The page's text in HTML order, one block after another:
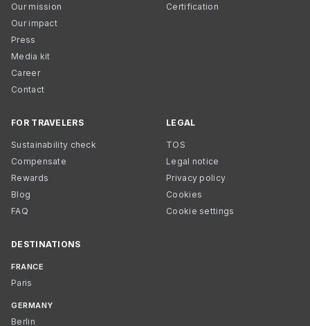
Our mission
Our impact
Press
Media kit
Career
Contact
Certification
FOR TRAVELERS
Sustainability check
Compensate
Rewards
Blog
FAQ
LEGAL
TOS
Legal notice
Privacy policy
Cookies
Cookie settings
DESTINATIONS
FRANCE
Paris
GERMANY
Berlin